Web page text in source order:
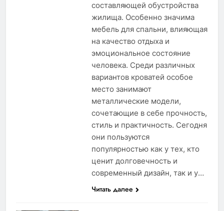
составляющей обустройства
жилища. Особенно значима
мебель для спальни, влияющая
на качество отдыха и
эмоциональное состояние
человека. Среди различных
вариантов кроватей особое
место занимают
металлические модели,
сочетающие в себе прочность,
стиль и практичность. Сегодня
они пользуются
популярностью как у тех, кто
ценит долговечность и
современный дизайн, так и у…
Читать далее